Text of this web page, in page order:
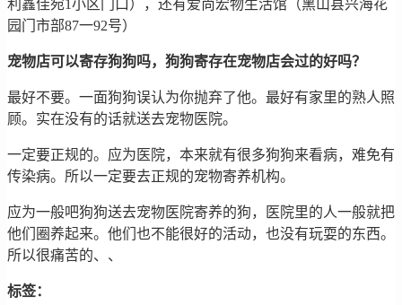
利鑫佳宛1小区门口），还有爱尚宏物生活馆（黑山县兴海花
园门市部87一92号）
宠物店可以寄存狗狗吗，狗狗寄存在宠物店会过的好吗？
最好不要。一面狗狗误认为你抛弃了他。最好有家里的熟人照
顾。实在没有的话就送去宠物医院。
一定要正规的。应为医院，本来就有很多狗狗来看病，难免有
传染病。所以一定要去正规的宠物寄养机构。
应为一般吧狗狗送去宠物医院寄养的狗，医院里的人一般就把
他们圈养起来。他们也不能很好的活动，也没有玩耍的东西。
所以很痛苦的、、
标签：